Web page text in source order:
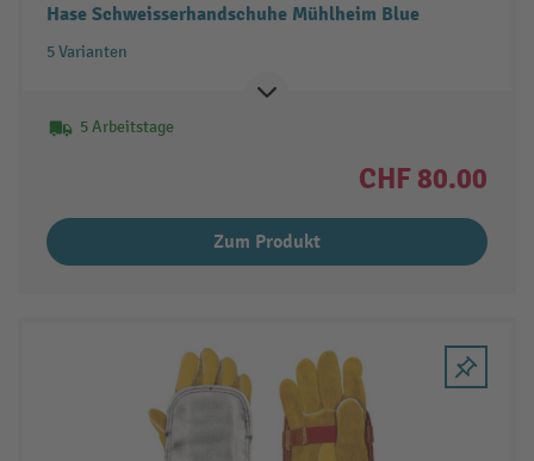
Hase Schweisserhandschuhe Mühlheim Blue
5 Varianten
5 Arbeitstage
CHF 80.00
Zum Produkt